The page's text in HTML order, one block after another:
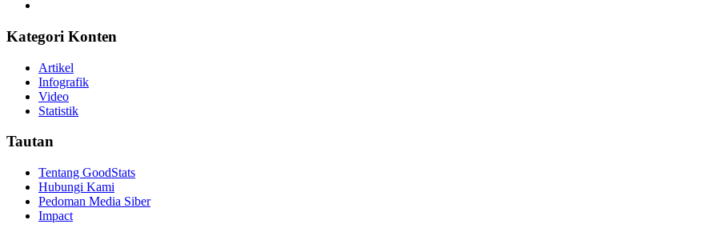
Kategori Konten
Artikel
Infografik
Video
Statistik
Tautan
Tentang GoodStats
Hubungi Kami
Pedoman Media Siber
Impact